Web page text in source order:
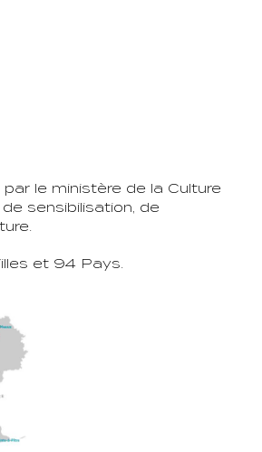
le ministère de la Culture
sensibilisation, de
et 94 Pays.